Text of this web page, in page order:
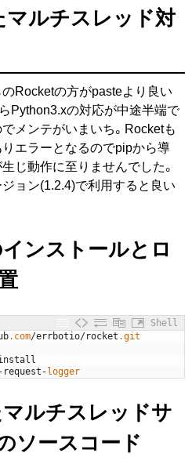
ルチスレッド対
Rocketの方がpasteより良い
Python3.xの対応が中途半端で
メンテがいまいち。Rocketも
エラーとなるのでpipから導
じ動作に至りませんでした。
ョン(1.2.4)で利用すると良い
ンストールとロ
Shell
.com/errbotio/rocket .git
- request -logger
ルチスレッドサ
ソースコード